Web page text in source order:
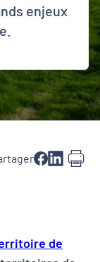
enjeux
de